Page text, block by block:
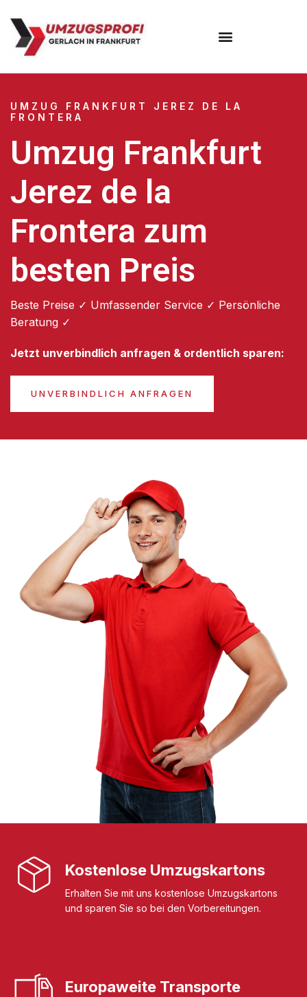
UMZUG FRANKFURT JEREZ DE LA
FRONTERA
Umzug Frankfurt
Jerez de la
Frontera zum
besten Preis
Beste Preise ✓ Umfassender Service ✓ Persönliche
Beratung ✓
Jetzt unverbindlich anfragen & ordentlich sparen:
UNVERBINDLICH ANFRAGEN
Kostenlose Umzugskartons
Erhalten Sie mit uns kostenlose Umzugskartons
und sparen Sie so bei den Vorbereitungen.
Europaweite Transporte